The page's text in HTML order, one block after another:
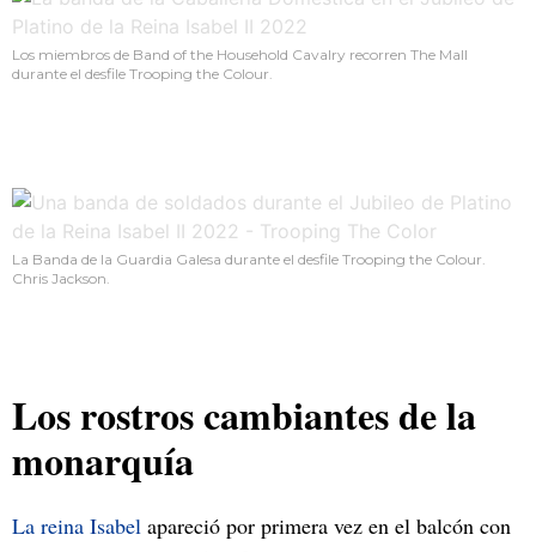
Los miembros de Band of the Household Cavalry recorren The Mall
durante el desfile Trooping the Colour.
La Banda de la Guardia Galesa durante el desfile Trooping the Colour.
Chris Jackson.
Los rostros cambiantes de la
monarquía
La reina Isabel apareció por primera vez en el balcón con